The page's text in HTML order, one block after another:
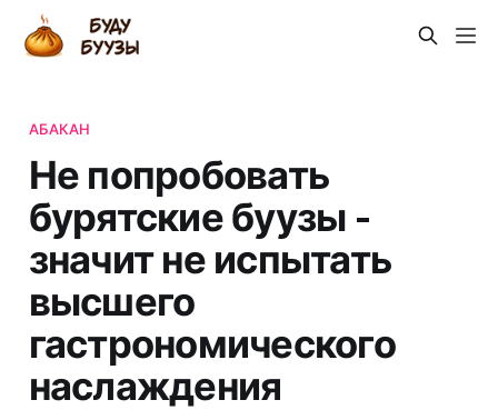
АБАКАН
Не попробовать
бурятские буузы -
значит не испытать
высшего
гастрономического
наслаждения